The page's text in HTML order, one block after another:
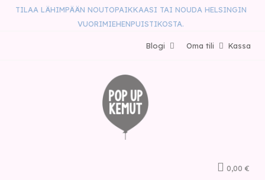
TILAA LÄHIMPÄÄN NOUTOPAIKKAASI TAI NOUDA HELSINGIN
VUORIMIEHENPUISTIKOSTA.
Kassa
Oma tili
Blogi
0,00 €